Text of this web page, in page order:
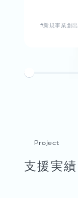
#新規事業創出
Project
支援実績